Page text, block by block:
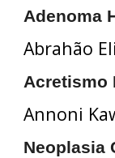
Adenoma
Abrahão
Acretismo
Annoni
Neoplasia